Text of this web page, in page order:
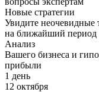
Новые стратегии
Увидите неочевидные
на ближайший период
Анализ
Вашего бизнеса и
прибыли
1 день
12 октября